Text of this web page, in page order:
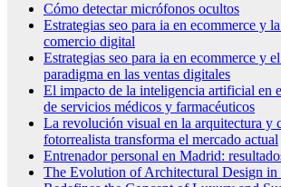
Cómo detectar micrófonos ocultos
Estrategias seo para ia en ecommerce y
comercio digital
Estrategias seo para ia en ecommerce y
paradigma en las ventas digitales
El impacto de la inteligencia artificial en
de servicios médicos y farmacéuticos
La revolución visual en la arquitectura y
fotorrealista transforma el mercado actual
Entrenador personal en Madrid:
The Evolution of Architectural Design in